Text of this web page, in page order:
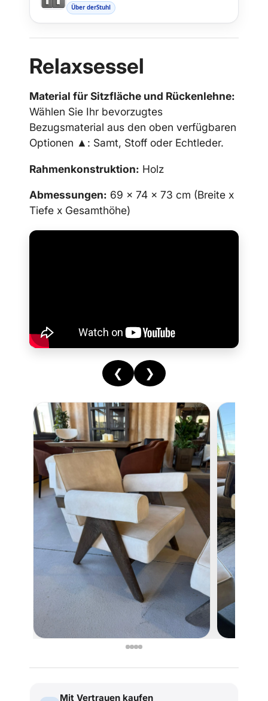
Über derStuhl
Relaxsessel
Material für Sitzfläche und Rückenlehne:
Wählen Sie Ihr bevorzugtes
Bezugsmaterial aus den oben verfügbaren
Optionen ▲: Samt, Stoff oder Echtleder.
Rahmenkonstruktion: Holz
Abmessungen: 69 x 74 x 73 cm (Breite x
Tiefe x Gesamthöhe)
❮ ❯
Mit Vertrauen kaufen